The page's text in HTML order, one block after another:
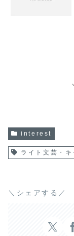
interest
ライト文芸・キ
＼シェアする／